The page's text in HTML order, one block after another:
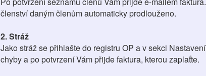
členství daným členům automaticky prodlouženo.
2. Stráž
Jako stráž se přihlašte do registru OP a v sekci
chyby a po potvrzení Vám přijde faktura, kterou zaplaťte.